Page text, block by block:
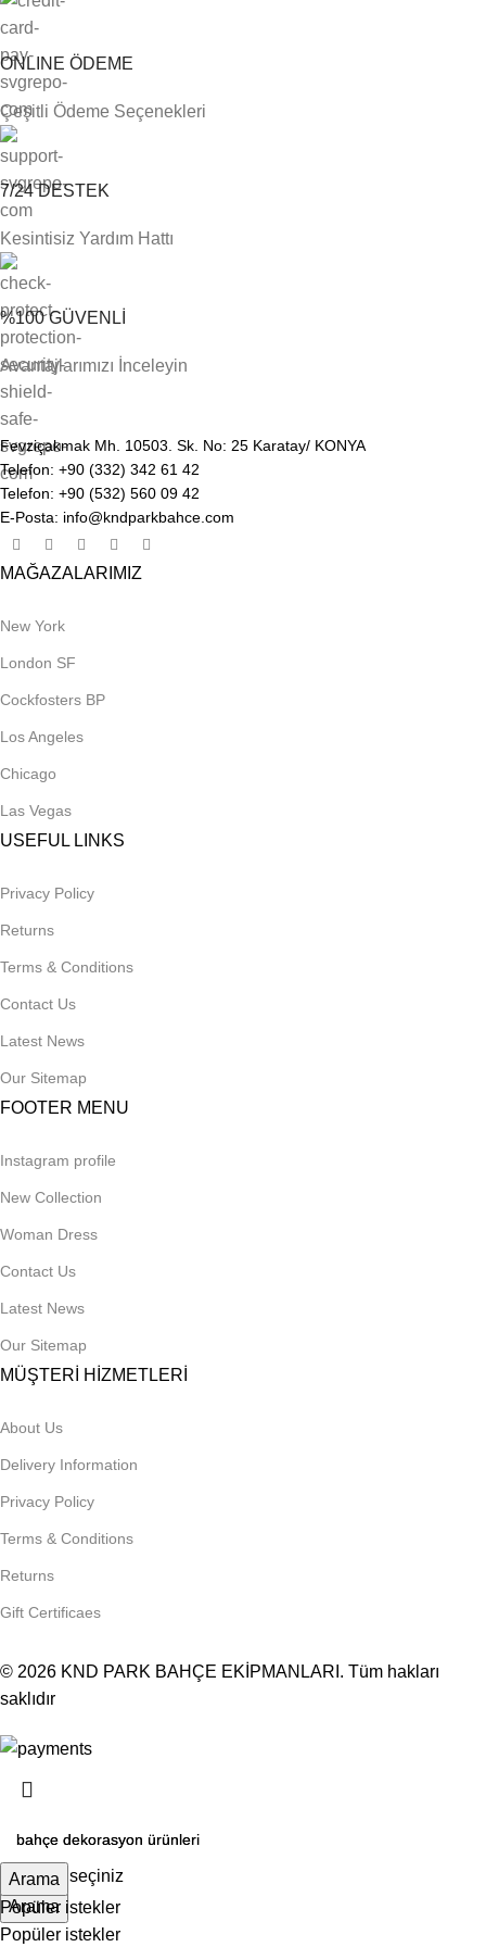
ONLINE ÖDEME
Çeşitli Ödeme Seçenekleri
7/24 DESTEK
Kesintisiz Yardım Hattı
%100 GÜVENLİ
Avantajlarımızı İnceleyin
Fevziçakmak Mh. 10503. Sk. No: 25 Karatay/ KONYA
Telefon: +90 (332) 342 61 42
Telefon: +90 (532) 560 09 42
E-Posta: info@kndparkbahce.com
MAĞAZALARIMIZ
New York
London SF
Cockfosters BP
Los Angeles
Chicago
Las Vegas
USEFUL LINKS
Privacy Policy
Returns
Terms & Conditions
Contact Us
Latest News
Our Sitemap
FOOTER MENU
Instagram profile
New Collection
Woman Dress
Contact Us
Latest News
Our Sitemap
MÜŞTERİ HİZMETLERİ
About Us
Delivery Information
Privacy Policy
Terms & Conditions
Returns
Gift Certificaes
© 2026 KND PARK BAHÇE EKİPMANLARI . Tüm hakları
saklıdır
Kategori seçiniz
Arama
Popüler istekler
Arama
Popüler istekler